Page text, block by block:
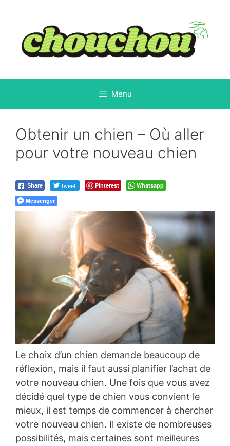
contenu
Menu
Obtenir un chien – Où aller
pour votre nouveau chien
Share Tweet Pinterest
Whatsapp
Messenger
Le choix d’un chien demande beaucoup de
réflexion, mais il faut aussi planifier l’achat de
votre nouveau chien. Une fois que vous avez
décidé quel type de chien vous convient le
mieux, il est temps de commencer à chercher
votre nouveau chien. Il existe de nombreuses
possibilités, mais certaines sont meilleures